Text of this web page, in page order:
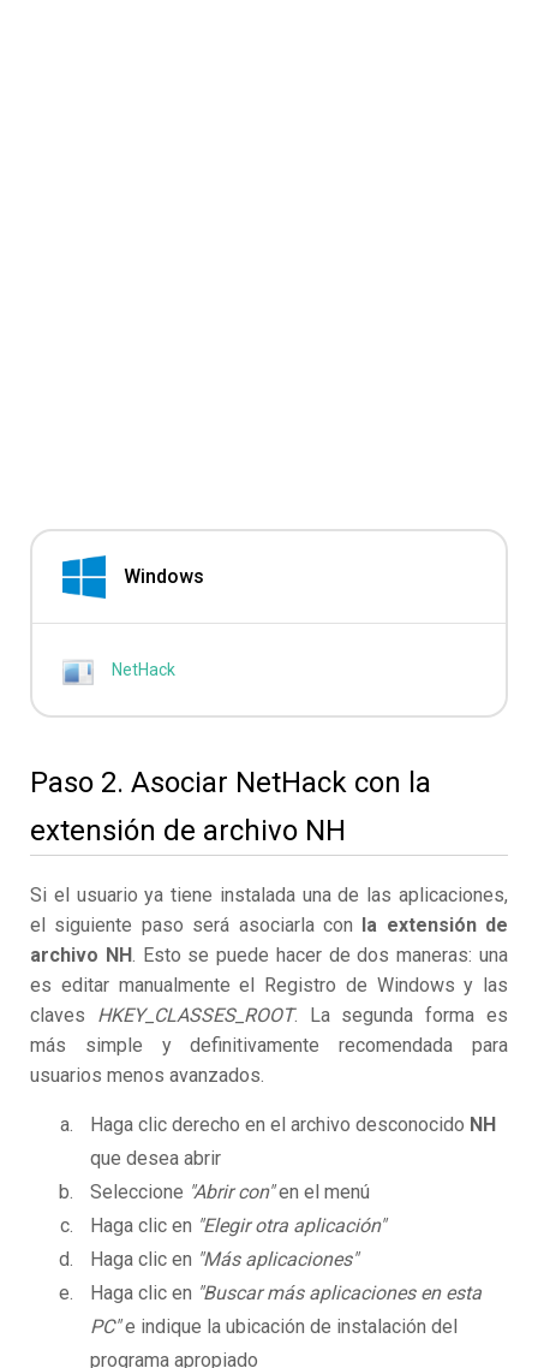
Windows
NetHack
Paso 2. Asociar NetHack con la
extensión de archivo NH
Si el usuario ya tiene instalada una de las aplicaciones,
el siguiente paso será asociarla con la extensión de
archivo NH. Esto se puede hacer de dos maneras: una
es editar manualmente el Registro de Windows y las
claves HKEY_CLASSES_ROOT. La segunda forma es
más simple y definitivamente recomendada para
usuarios menos avanzados.
Haga clic derecho en el archivo desconocido NH
que desea abrir
Seleccione "Abrir con"en el menú
Haga clic en "Elegir otra aplicación"
Haga clic en "Más aplicaciones"
Haga clic en "Buscar más aplicaciones en esta
PC"e indique la ubicación de instalación del
programa apropiado